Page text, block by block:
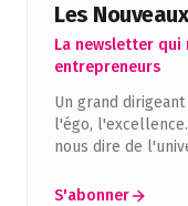
Les
La newsletter qui
entrepreneurs
Un grand
l'égo,
nous dire de
S'abonner